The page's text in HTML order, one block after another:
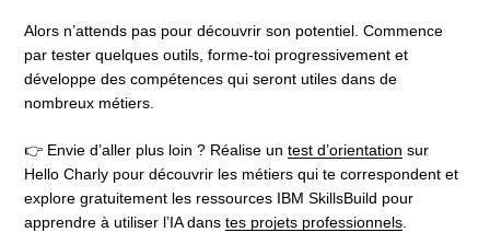
Alors n’attends pas pour découvrir son potentiel. Commence
par tester quelques outils, forme-toi progressivement et
développe des compétences qui seront utiles dans de
nombreux métiers.
👉 Envie d’aller plus loin ? Réalise untest d’orientation sur
Hello Charly pour découvrir les métiers qui te correspondent et
explore gratuitement les ressources IBM SkillsBuild pour
apprendre à utiliser l’IA danstes projets professionnels.